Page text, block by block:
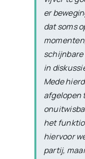
er
dat soms
in
Mede
afgelopen
het
hiervoor
partij,